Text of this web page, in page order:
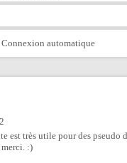
Connexion automatique
est très utile pour des pseudo
:)